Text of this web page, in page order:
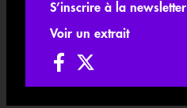
S’inscrire à la newsletter
Voir un extrait